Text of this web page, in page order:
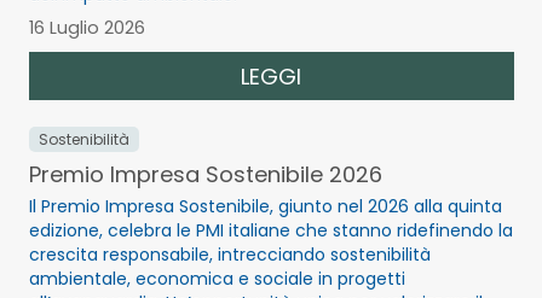
16 Luglio 2026
LEGGI
Sostenibilità
Premio Impresa Sostenibile 2026
Il Premio Impresa Sostenibile, giunto nel 2026 alla quinta
edizione, celebra le PMI italiane che stanno ridefinendo la
crescita responsabile, intrecciando sostenibilità
ambientale, economica e sociale in progetti